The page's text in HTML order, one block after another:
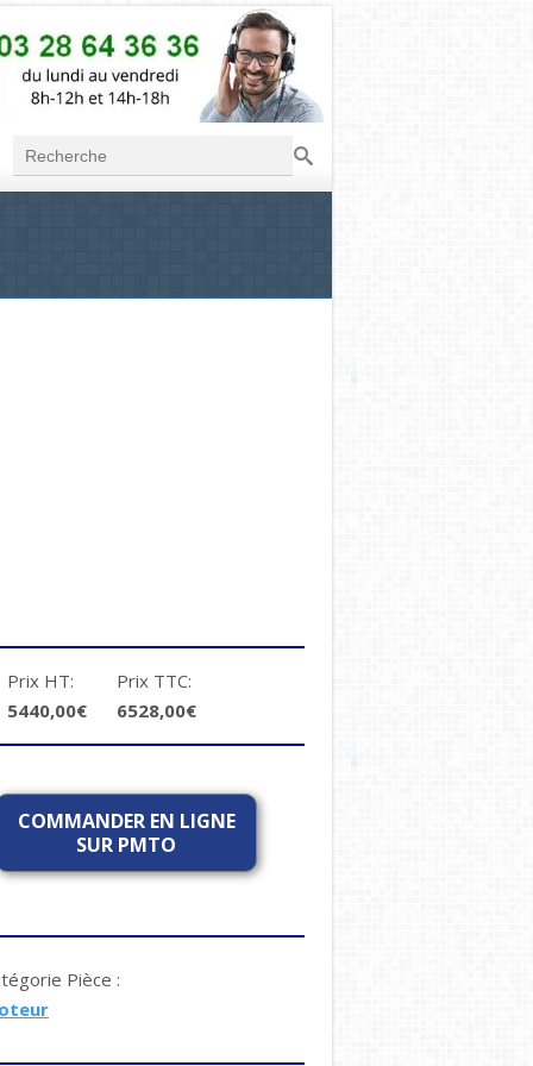
Formulaire de
Recherche
Prix HT:
5440,00€
Prix TTC:
6528,00€
COMMANDER EN LIGNE
SUR PMTO
Pièce :